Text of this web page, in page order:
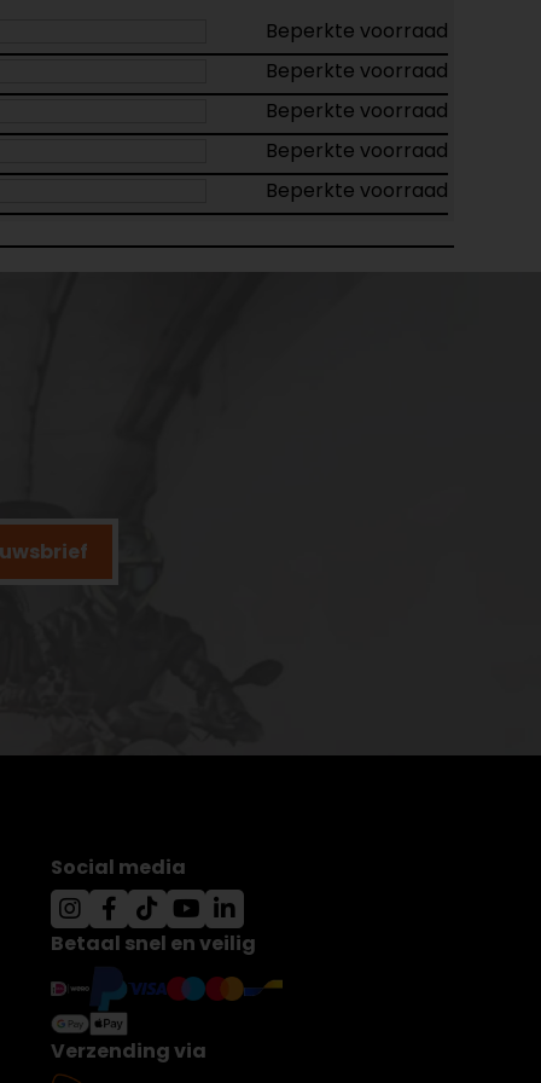
Beperkte voorraad
Beperkte voorraad
Beperkte voorraad
Beperkte voorraad
Beperkte voorraad
Social media
Betaal snel en veilig
Verzending via